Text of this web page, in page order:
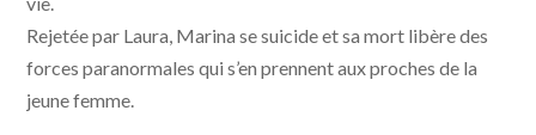
Rejetée par Laura, Marina se suicide et sa mort libère des
forces paranormales qui s’en prennent aux proches de la
jeune femme.